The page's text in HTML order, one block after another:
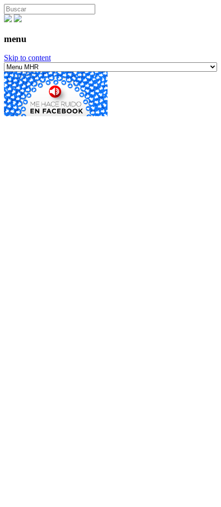
menu
Skip to content